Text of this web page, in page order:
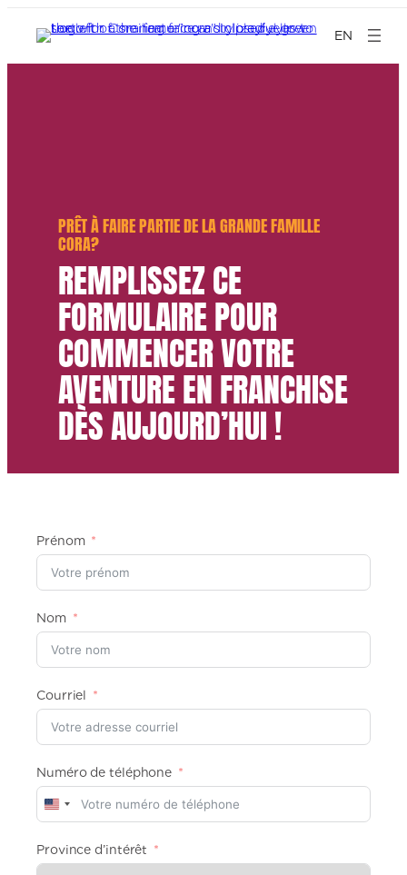
EN
PRÊT À FAIRE PARTIE DE LA GRANDE FAMILLE
CORA?
REMPLISSEZ CE
FORMULAIRE POUR
COMMENCER VOTRE
AVENTURE EN FRANCHISE
DÈS AUJOURD’HUI !
Prénom
Nom
Courriel
Numéro de téléphone
U
n
t
Province d’intérêt